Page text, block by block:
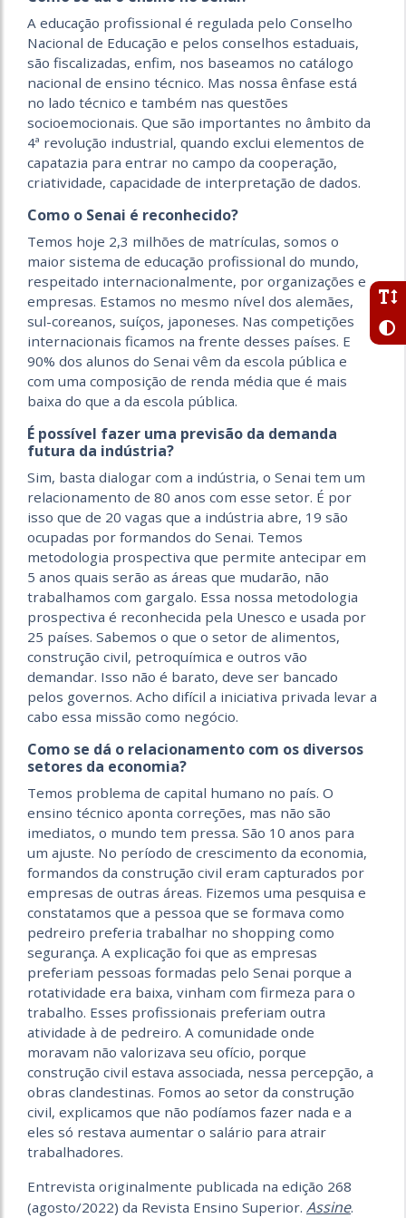
A educação profissional é regulada pelo Conselho
Nacional de Educação e pelos conselhos estaduais,
são fiscalizadas, enfim, nos baseamos no catálogo
nacional de ensino técnico. Mas nossa ênfase está
no lado técnico e também nas questões
socioemocionais. Que são importantes no âmbito da
4ª revolução industrial, quando exclui elementos de
capatazia para entrar no campo da cooperação,
criatividade, capacidade de interpretação de dados.
Como o Senai é reconhecido?
Temos hoje 2,3 milhões de matrículas, somos o
maior sistema de educação profissional do mundo,
respeitado internacionalmente, por organizações e
empresas. Estamos no mesmo nível dos alemães,
sul-coreanos, suíços, japoneses. Nas competições
internacionais ficamos na frente desses países. E
90% dos alunos do Senai vêm da escola pública e
com uma composição de renda média que é mais
baixa do que a da escola pública.
É possível fazer uma previsão da demanda
futura da indústria?
Sim, basta dialogar com a indústria, o Senai tem um
relacionamento de 80 anos com esse setor. É por
isso que de 20 vagas que a indústria abre, 19 são
ocupadas por formandos do Senai. Temos
metodologia prospectiva que permite antecipar em
5 anos quais serão as áreas que mudarão, não
trabalhamos com gargalo. Essa nossa metodologia
prospectiva é reconhecida pela Unesco e usada por
25 países. Sabemos o que o setor de alimentos,
construção civil, petroquímica e outros vão
demandar. Isso não é barato, deve ser bancado
pelos governos. Acho difícil a iniciativa privada levar a
cabo essa missão como negócio.
Como se dá o relacionamento com os diversos
setores da economia?
Temos problema de capital humano no país. O
ensino técnico aponta correções, mas não são
imediatos, o mundo tem pressa. São 10 anos para
um ajuste. No período de crescimento da economia,
formandos da construção civil eram capturados por
empresas de outras áreas. Fizemos uma pesquisa e
constatamos que a pessoa que se formava como
pedreiro preferia trabalhar no shopping como
segurança. A explicação foi que as empresas
preferiam pessoas formadas pelo Senai porque a
rotatividade era baixa, vinham com firmeza para o
trabalho. Esses profissionais preferiam outra
atividade à de pedreiro. A comunidade onde
moravam não valorizava seu ofício, porque
construção civil estava associada, nessa percepção, a
obras clandestinas. Fomos ao setor da construção
civil, explicamos que não podíamos fazer nada e a
eles só restava aumentar o salário para atrair
trabalhadores.
Entrevista originalmente publicada na edição 268
(agosto/2022) da Revista Ensino Superior. Assine.